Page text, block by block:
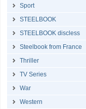
Sport
STEELBOOK
STEELBOOK discless
Steelbook from France
Thriller
TV Series
War
Western